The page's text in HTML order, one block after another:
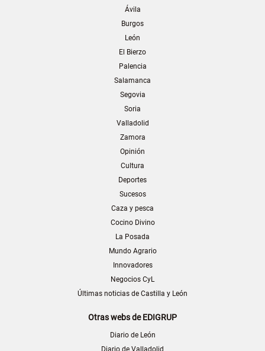
Ávila
Burgos
León
El Bierzo
Palencia
Salamanca
Segovia
Soria
Valladolid
Zamora
Opinión
Cultura
Deportes
Sucesos
Caza y pesca
Cocino Divino
La Posada
Mundo Agrario
Innovadores
Negocios CyL
Últimas noticias de Castilla y León
Otras webs de EDIGRUP
Diario de León
Diario de Valladolid